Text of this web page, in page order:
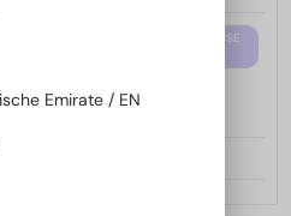
MIT EINER EINSTÄRKENGLASLINSE
Brillenfassungen
FE50109F - 030 - 52
Emirate / EN